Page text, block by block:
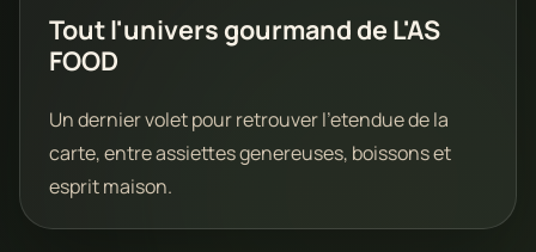
Tout l'univers gourmand de L'AS
FOOD
Un dernier volet pour retrouver l'etendue de la
carte, entre assiettes genereuses, boissons et
esprit maison.